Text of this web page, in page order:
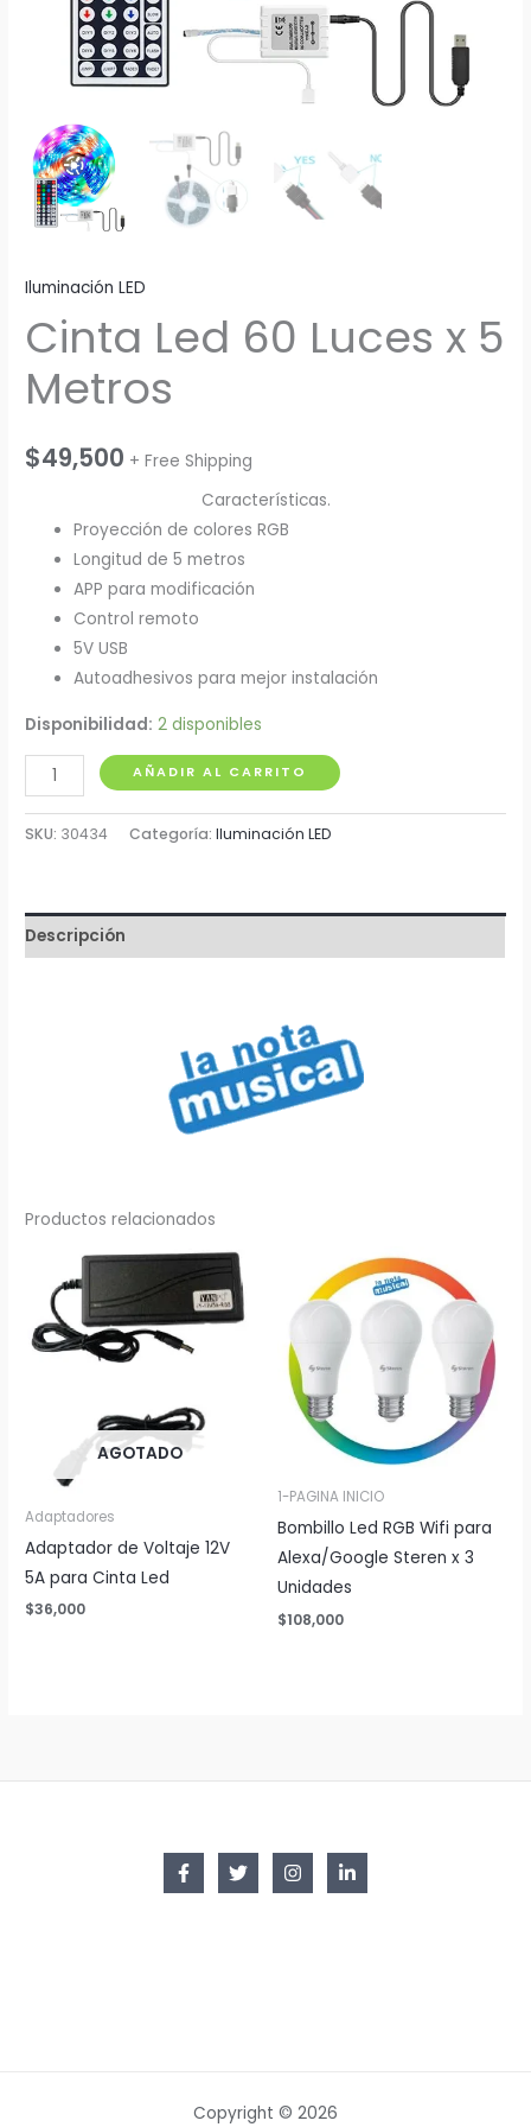
Iluminación LED
Cinta Led 60 Luces x 5
Metros
$49,500 + Free Shipping
Características.
Proyección de colores RGB
Longitud de 5 metros
APP para modificación
Control remoto
5V USB
Autoadhesivos para mejor instalación
Disponibilidad: 2 disponibles
Cinta
Led
60
5
Metros
AÑADIR AL CARRITO
SKU: 30434 Categoría:Iluminación LED
Descripción
Productos relacionados
AGOTADO
Adaptadores
Adaptador de Voltaje 12V
5A para Cinta Led
$36,000
1-PAGINA INICIO
Bombillo Led RGB Wifi para
Alexa/Google Steren x 3
Unidades
$108,000
Copyright © 2026